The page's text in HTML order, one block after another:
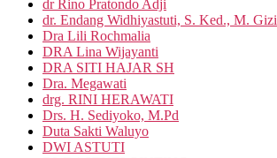
dr Rino Pratondo Adji
dr. Endang Widhiyastuti, S. Ked., M. Gizi
Dra Lili Rochmalia
DRA Lina Wijayanti
DRA SITI HAJAR SH
Dra. Megawati
drg. RINI HERAWATI
Drs. H. Sediyoko, M.Pd
Duta Sakti Waluyo
DWI ASTUTI